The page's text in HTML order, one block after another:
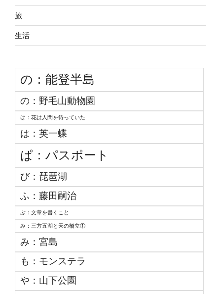
旅
生活
の：能登半島
の：野毛山動物園
は：花は人間を待っていた
は：英一蝶
ぱ：パスポート
び：琵琶湖
ふ：藤田嗣治
ぶ：文章を書くこと
み：三方五湖と天の橋立①
み：宮島
も：モンステラ
や：山下公園